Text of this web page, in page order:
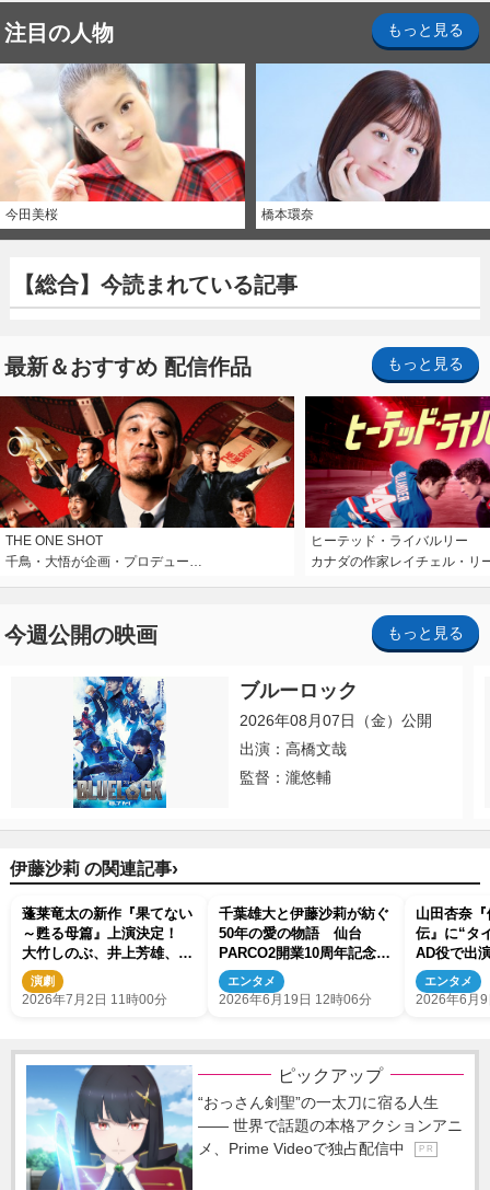
注目の人物 もっと見る
今田美桜 橋本環奈
【総合】今読まれている記事
最新＆おすすめ 配信作品 もっと見る
THE ONE SHOT
千鳥・大悟が企画・プロデュー…
ヒーテッド・ライバルリー
カナダの作家レイチェル・リ
今週公開の映画 もっと見る
ブルーロック
2026年08月07日（金）公開
出演：高橋文哉
監督：瀧悠輔
伊藤沙莉 の関連記事›
蓬莱竜太の新作『果てない
～甦る母篇』上演決定！
大竹しのぶ、井上芳雄、伊
藤沙莉らキャストも発表
演劇
2026年7月2日 11時00分
千葉雄大と伊藤沙莉が紡ぐ
50年の愛の物語 仙台
PARCO2開業10周年記念
『ラヴ・レターズ』上演決
定
エンタメ
2026年6月19日 12時06分
山田杏奈
伝』に“タ
AD役で出
との撮影
エンタメ
2026年6月
ピックアップ
“おっさん剣聖”の一太刀に宿る人生
―― 世界で話題の本格アクションアニ
メ、Prime Videoで独占配信中
P R